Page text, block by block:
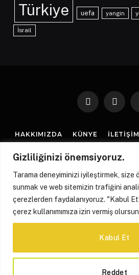
Gizliliğinizi önemsiyoruz.
Tarama deneyiminizi iyileştirmek, size
sunmak ve web sitemizin trafiğini
çerezlerden faydalanıyoruz. "Kabul
çerez kullanımımıza izin vermiş
Reddet
Kabul Et
Türkiye uefa yangin
İsrail
Facebook
X
HAKKIMIZDA KÜNYE İLETIŞIM
ÇEREZ
© 2026 Merhaba Avrupa | All Rights